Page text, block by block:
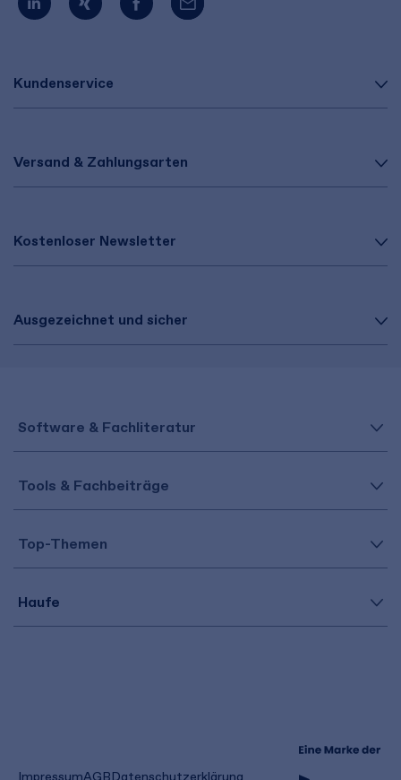
Kundenservice
Versand & Zahlungsarten
Kostenloser Newsletter
Ausgezeichnet und sicher
Software & Fachliteratur
Tools & Fachbeiträge
Top-Themen
Haufe
(öffnet